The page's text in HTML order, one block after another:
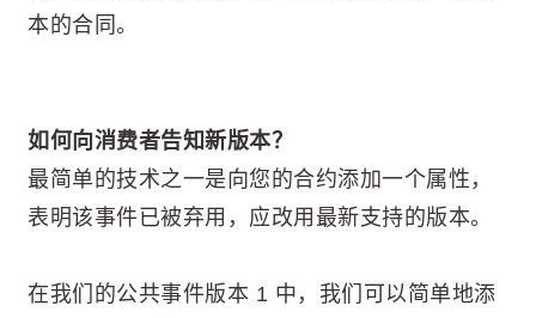
本的合同。
如何向消费者告知新版本？
最简单的技术之一是向您的合约添加一个属性，
表明该事件已被弃用，应改用最新支持的版本。
在我们的公共事件版本 1 中，我们可以简单地添